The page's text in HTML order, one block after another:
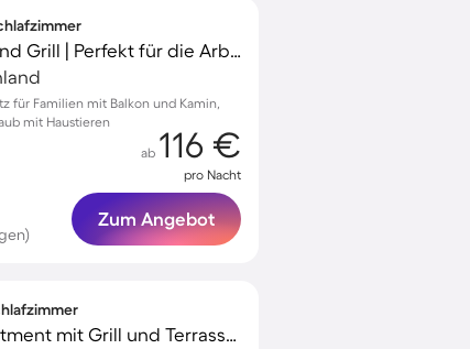
Wohnung mit Terrasse und Grill | Perfekt für die Arbeit von Zuhause
für Familien mit Balkon und Kamin,
mit Haustieren
ab 116 €
pro Nacht
Zum Angebot
Kinderfreundliches Apartment mit Grill und Terrasse | Hunde erlaubt